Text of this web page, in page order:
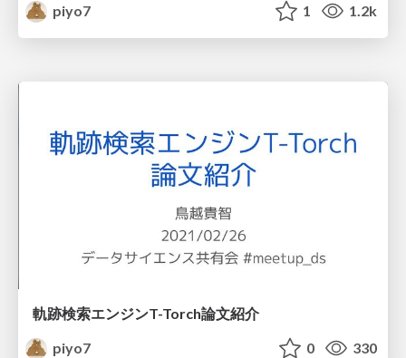
piyo7
1 1.2k
軌跡検索エンジンT-Torch論文紹介
piyo7
0 330